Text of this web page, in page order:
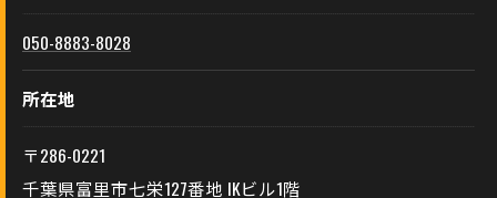
050-8883-8028
所在地
〒286-0221
千葉県富里市七栄127番地 IKビル1階